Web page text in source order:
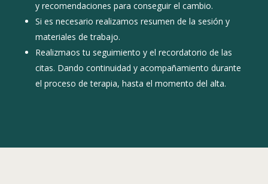
y recomendaciones para conseguir el cambio.
Si es necesario realizamos resumen de la sesión y
materiales de trabajo.
Realizmaos tu seguimiento y el recordatorio de las
citas. Dando continuidad y acompañamiento durante
el proceso de terapia, hasta el momento del alta.